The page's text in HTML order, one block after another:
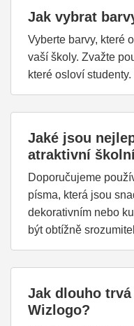
Jak vybrat
Vyberte barvy, které
vaší školy. Zvažte
které osloví studenty.
Jaké jsou
atraktivní
Doporučujeme
písma, která jsou
dekorativním nebo
být obtížně
Jak dlouho
Wizlogo?